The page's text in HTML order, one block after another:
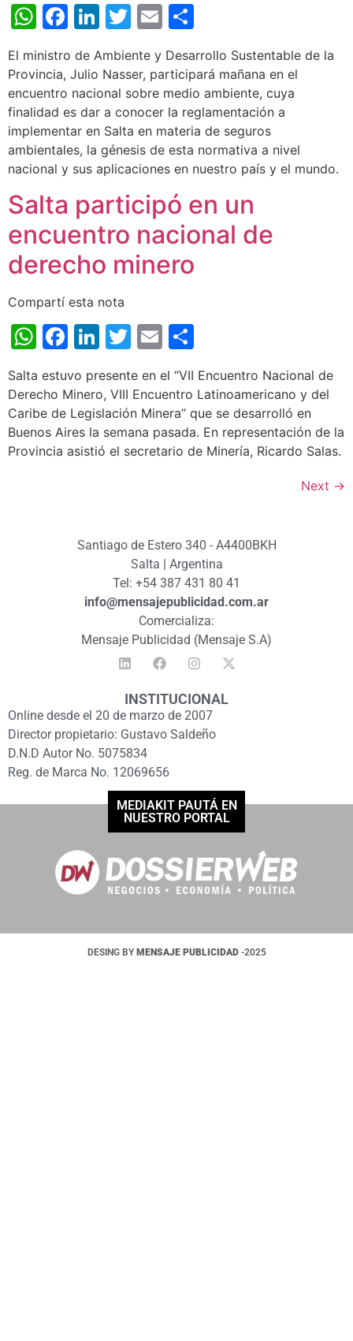
WhatsApp
Facebook
LinkedIn
Twitter
Email
El ministro de Ambiente y Desarrollo Sustentable de la
Provincia, Julio Nasser, participará mañana en el
encuentro nacional sobre medio ambiente, cuya
finalidad es dar a conocer la reglamentación a
implementar en Salta en materia de seguros
ambientales, la génesis de esta normativa a nivel
nacional y sus aplicaciones en nuestro país y el mundo.
Salta participó en un
encuentro nacional de
derecho minero
Compartí esta nota
WhatsApp
Facebook
LinkedIn
Twitter
Email
Salta estuvo presente en el “VII Encuentro Nacional de
Derecho Minero, VIII Encuentro Latinoamericano y del
Caribe de Legislación Minera” que se desarrolló en
Buenos Aires la semana pasada. En representación de la
Provincia asistió el secretario de Minería, Ricardo Salas.
Next →
Santiago de Estero 340 - A4400BKH
Salta | Argentina
Tel: +54 387 431 80 41
info@mensajepublicidad.com.ar
Comercializa:
Mensaje Publicidad (Mensaje S.A)
INSTITUCIONAL
Online desde el 20 de marzo de 2007
Director propietario: Gustavo Saldeño
D.N.D Autor No. 5075834
Reg. de Marca No. 12069656
MEDIAKIT PAUTÁ EN
NUESTRO PORTAL
DESING BY MENSAJE PUBLICIDAD -2025